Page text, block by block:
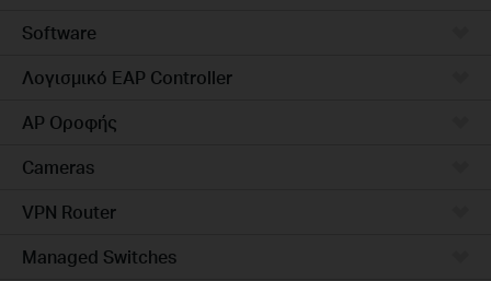
Software
Λογισμικό EAP Controller
AP Οροφής
Cameras
VPN Router
Managed Switches